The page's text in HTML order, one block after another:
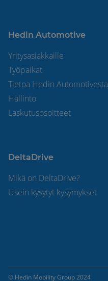
Hedin Automotive
Yritysasiakkaille
Työpaikat
Tietoa Hedin Automotivesta
Hallinto
Laskutusosoitteet
DeltaDrive
Mikä on DeltaDrive?
Usein kysytyt kysymykset
© Hedin Mobility Group 2024